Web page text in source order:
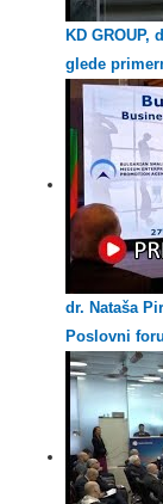
KD GROUP,
glede
dr. Nataša
Poslovni